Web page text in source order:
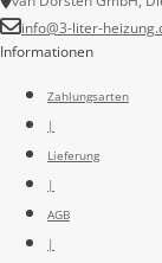
Informationen
Zahlungsarten
|
Lieferung
|
AGB
|
info@3-liter-